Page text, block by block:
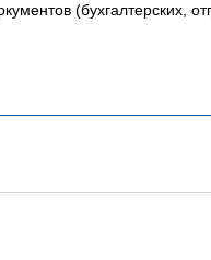
(бухгалтерских,